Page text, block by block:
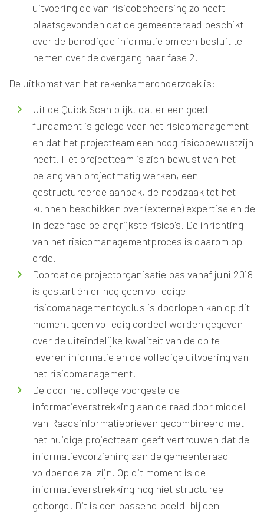
uitvoering de van risicobeheersing zo heeft
plaatsgevonden dat de gemeenteraad beschikt
over de benodigde informatie om een besluit te
nemen over de overgang naar fase 2.
De uitkomst van het rekenkameronderzoek is:
Uit de Quick Scan blijkt dat er een goed
fundament is gelegd voor het risicomanagement
en dat het projectteam een hoog risicobewustzijn
heeft. Het projectteam is zich bewust van het
belang van projectmatig werken, een
gestructureerde aanpak, de noodzaak tot het
kunnen beschikken over (externe) expertise en de
in deze fase belangrijkste risico's. De inrichting
van het risicomanagementproces is daarom op
orde.
Doordat de projectorganisatie pas vanaf juni 2018
is gestart én er nog geen volledige
risicomanagementcyclus is doorlopen kan op dit
moment geen volledig oordeel worden gegeven
over de uiteindelijke kwaliteit van de op te
leveren informatie en de volledige uitvoering van
het risicomanagement.
De door het college voorgestelde
informatieverstrekking aan de raad door middel
van Raadsinformatiebrieven gecombineerd met
het huidige projectteam geeft vertrouwen dat de
informatievoorziening aan de gemeenteraad
voldoende zal zijn. Op dit moment is de
informatieverstrekking nog niet structureel
geborgd. Dit is een passend beeld bij een